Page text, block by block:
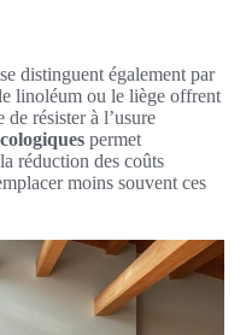
distinguent également par
linoléum ou le liège offrent
de résister à l’usure
permet
réduction des coûts
moins souvent ces